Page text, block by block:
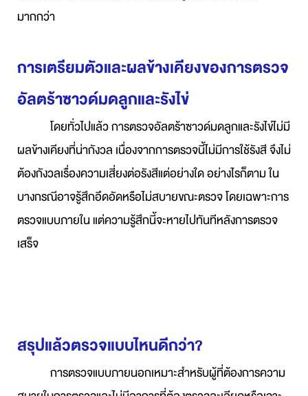
มากกว่า
การเตรียมตัวและผลข้างเคียงของการตรวจ
อัลตร้าซาวด์มดลูกและรังไข่
โดยทั่วไปแล้ว การตรวจอัลตร้าซาวด์มดลูกและรังไข่ไม่มี
ผลข้างเคียงที่น่ากังวล เนื่องจากการตรวจนี้ไม่มีการใช้รังสี จึงไม่
ต้องกังวลเรื่องความเสี่ยงต่อรังสีแต่อย่างใด อย่างไรก็ตาม ใน
บางกรณีอาจรู้สึกอึดอัดหรือไม่สบายขณะตรวจ โดยเฉพาะการ
ตรวจแบบภายใน แต่ความรู้สึกนี้จะหายไปทันทีหลังการตรวจ
เสร็จ
สรุปแล้วตรวจแบบไหนดีกว่า?
การตรวจแบบภายนอกเหมาะสำหรับผู้ที่ต้องการความ